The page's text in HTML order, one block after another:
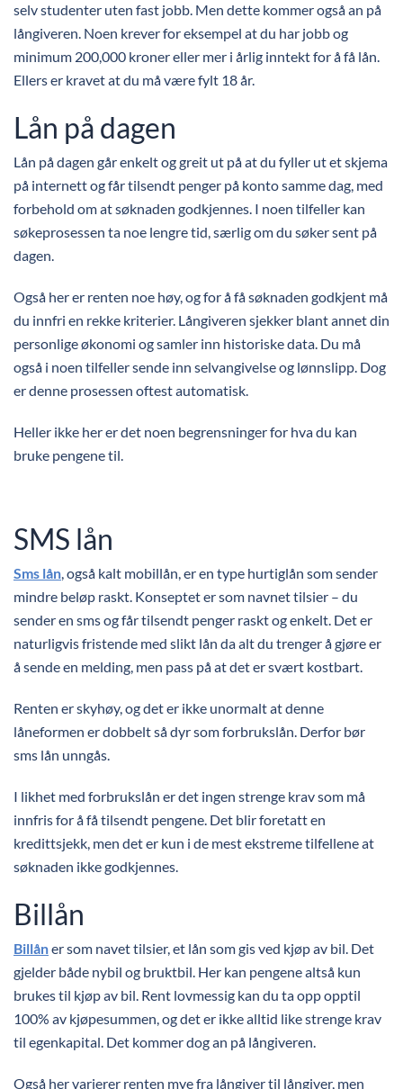
selv studenter uten fast jobb. Men dette kommer også an på
långiveren. Noen krever for eksempel at du har jobb og
minimum 200,000 kroner eller mer i årlig inntekt for å få lån.
Ellers er kravet at du må være fylt 18 år.
Lån på dagen
Lån på dagen går enkelt og greit ut på at du fyller ut et skjema
på internett og får tilsendt penger på konto samme dag, med
forbehold om at søknaden godkjennes. I noen tilfeller kan
søkeprosessen ta noe lengre tid, særlig om du søker sent på
dagen.
Også her er renten noe høy, og for å få søknaden godkjent må
du innfri en rekke kriterier. Långiveren sjekker blant annet din
personlige økonomi og samler inn historiske data. Du må
også i noen tilfeller sende inn selvangivelse og lønnslipp. Dog
er denne prosessen oftest automatisk.
Heller ikke her er det noen begrensninger for hva du kan
bruke pengene til.
SMS lån
Sms lån, også kalt mobillån, er en type hurtiglån som sender
mindre beløp raskt. Konseptet er som navnet tilsier – du
sender en sms og får tilsendt penger raskt og enkelt. Det er
naturligvis fristende med slikt lån da alt du trenger å gjøre er
å sende en melding, men pass på at det er svært kostbart.
Renten er skyhøy, og det er ikke unormalt at denne
låneformen er dobbelt så dyr som forbrukslån. Derfor bør
sms lån unngås.
I likhet med forbrukslån er det ingen strenge krav som må
innfris for å få tilsendt pengene. Det blir foretatt en
kredittsjekk, men det er kun i de mest ekstreme tilfellene at
søknaden ikke godkjennes.
Billån
Billåner som navet tilsier, et lån som gis ved kjøp av bil. Det
gjelder både nybil og bruktbil. Her kan pengene altså kun
brukes til kjøp av bil. Rent lovmessig kan du ta opp opptil
100% av kjøpesummen, og det er ikke alltid like strenge krav
til egenkapital. Det kommer dog an på långiveren.
Også her varierer renten mye fra långiver til långiver, men